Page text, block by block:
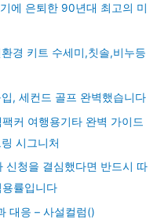
에 은퇴한 90년대 최고의 미
경 키트 수세미,칫솔,비누등
, 세컨드 골프 완벽했습니다
커 여행용기타 완벽 가이드
시그니처
신청을 결심했다면 반드시 따
률입니다
대응 – 사설컬럼()